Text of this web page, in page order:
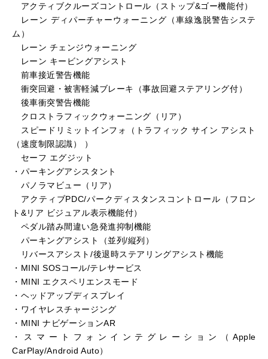
アクティブクルーズコントロール（ストップ&ゴー機能付）
レーン ディパーチャーウォーニング（車線逸脱警告システ
ム）
レーン チェンジウォーニング
レーン キービングアシスト
前車接近警告機能
衝突回避・被害軽減ブレーキ（事故回避ステアリング付）
後車衝突警告機能
クロストラフィックウォーニング（リア）
スピードリミットインフォ（トラフィック サイン アシスト
（速度制限認識） ）
セーフ エグジット
・パーキングアシスタント
パノラマビュー（リア）
アクティブPDC/パークディスタンスコントロール（フロン
ト&リア ビジュアル表示機能付）
ペダル踏み間違い急発進抑制機能
パーキングアシスト（並列/縦列）
リバースアシスト/後退時ステアリングアシスト機能
・MINI SOSコール/テレサービス
・MINI エクスペリエンスモード
・ヘッドアップディスプレイ
・ワイヤレスチャージング
・MINI ナビゲーションAR
・スマートフォンインテグレーション（Apple
CarPlay/Android Auto）